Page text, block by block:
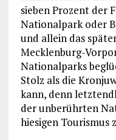
sieben Prozent der
Nationalpark oder
und allein das
Mecklenburg-
Nationalparks
Stolz als die
kann, denn
der unberührten
hiesigen Tourismus